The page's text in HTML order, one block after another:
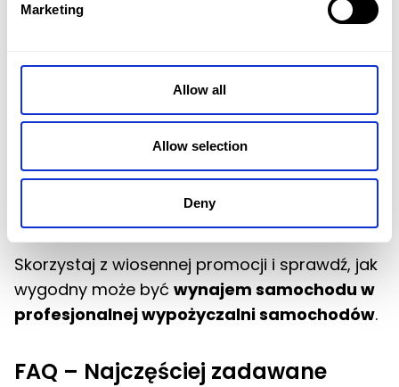
Marketing
Allow all
Allow selection
Deny
Skorzystaj z wiosennej promocji i sprawdź, jak
wygodny może być wynajem samochodu w
profesjonalnej wypożyczalni samochodów.
FAQ – Najczęściej zadawane